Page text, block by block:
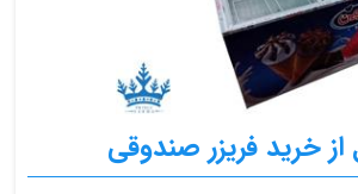
خرید فریزر صندوقی